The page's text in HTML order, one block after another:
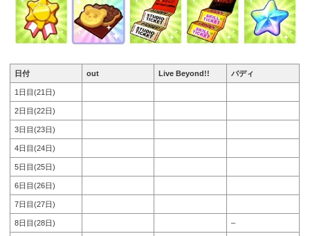
日付 out Live Beyond!! バディ
1日目(21日)
2日目(22日)
3日目(23日)
4日目(24日)
5日目(25日)
6日目(26日)
7日目(27日)
8日目(28日) –